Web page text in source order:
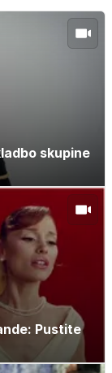
skupine
Pustite